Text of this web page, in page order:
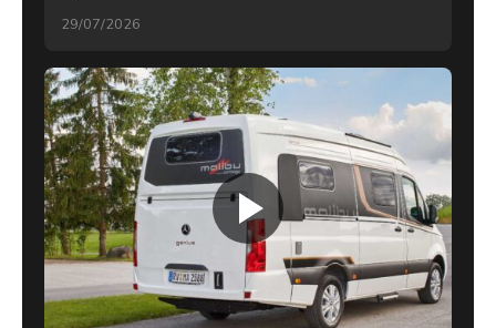
29/07/2026